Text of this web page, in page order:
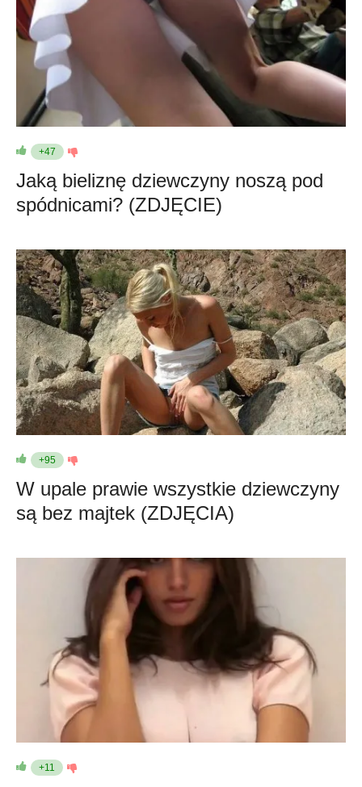
+47
Jaką bieliznę dziewczyny noszą pod
spódnicami? (ZDJĘCIE)
+95
W upale prawie wszystkie dziewczyny
są bez majtek (ZDJĘCIA)
+11